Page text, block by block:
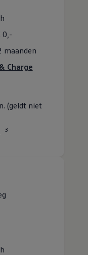
0,-
maanden
Charge
(geldt niet
3